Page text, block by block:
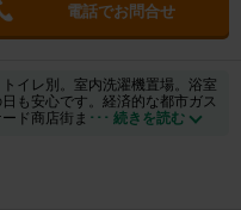
電話でお問合せ
イレ別。室内洗濯機置場。浴室
も安心です。経済的な都市ガス
ド商店街ま ･･･ 続きを読む